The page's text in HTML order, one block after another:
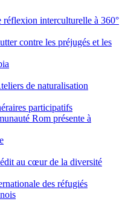
réflexion interculturelle à 360°
contre les préjugés et les
de naturalisation
participatifs
Rom présente à
au cœur de la diversité
des réfugiés